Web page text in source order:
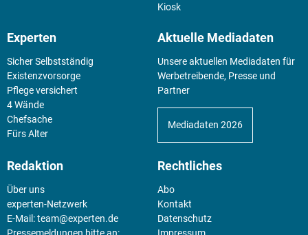
Kiosk
Experten
Sicher Selbstständig
Existenz­vorsorge
Pflege versichert
4 Wände
Chefsache
Fürs Alter
Aktuelle Mediadaten
Unsere aktuellen Mediadaten für
Werbetreibende, Presse und
Partner
Mediadaten 2026
Redaktion
Über uns
experten-Netzwerk
E-Mail:team@experten.de
Pressemeldungen bitte an:
Rechtliches
Abo
Kontakt
Datenschutz
Impressum